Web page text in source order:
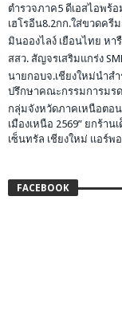
ตำรวจภาค5 ดีเอสไอพร้
เฮโรอีน8.2กก.ใส่ขวดครี
มินอองไลง์ เยือนไทย ห
สสว. สัญจรเสริมแกร่ง
นายกอบจ.เชียงใหม่นำส
ปรึกษาคณะกรรมการมร
กลุ่มจังหวัดภาคเหนือตอน
เมืองเหนือ 2569” ยกร้า
เซ็นทรัล เชียงใหม่ แอร์พ
FACEBOOK